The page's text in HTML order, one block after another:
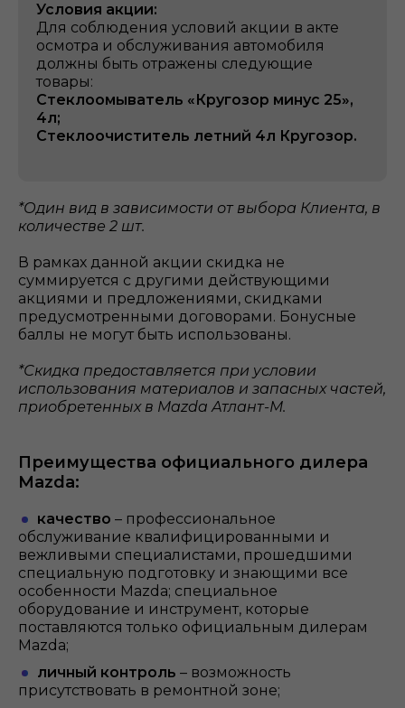
Условия акции:
Для соблюдения условий акции в акте
осмотра и обслуживания автомобиля
должны быть отражены следующие
товары:
Стеклоомыватель «Кругозор минус 25»,
4л;
Стеклоочиститель летний 4л Кругозор.
*Один вид в зависимости от выбора Клиента, в
количестве 2 шт.
В рамках данной акции скидка не
суммируется с другими действующими
акциями и предложениями, скидками
предусмотренными договорами. Бонусные
баллы не могут быть использованы.
*Скидка предоставляется при условии
использования материалов и запасных частей,
приобретенных в Mazda Атлант-М.
Преимущества официального дилера
Mazda:
качество – профессиональное
обслуживание квалифицированными и
вежливыми специалистами, прошедшими
специальную подготовку и знающими все
особенности Mazda; специальное
оборудование и инструмент, которые
поставляются только официальным дилерам
Mazda;
личный контроль – возможность
присутствовать в ремонтной зоне;